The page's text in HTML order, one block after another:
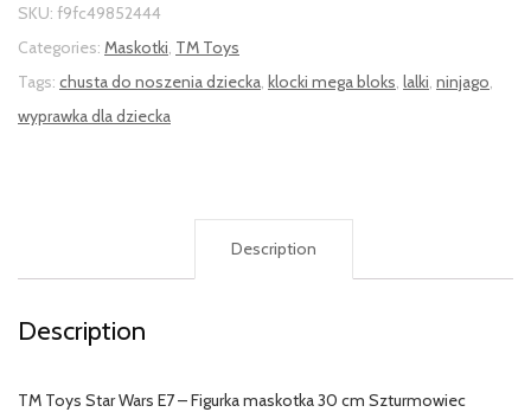
SKU: f9fc49852444
Categories: Maskotki, TM Toys
Tags: chusta do noszenia dziecka, klocki mega bloks, lalki, ninjago,
wyprawka dla dziecka
Description
Description
TM Toys Star Wars E7 – Figurka maskotka 30 cm Szturmowiec